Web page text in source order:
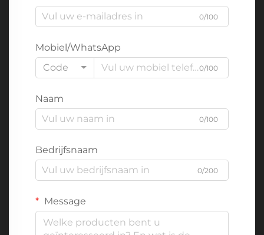
0/100
Mobiel/WhatsApp
Code
0/100
Naam
0/100
Bedrijfsnaam
0/200
Message